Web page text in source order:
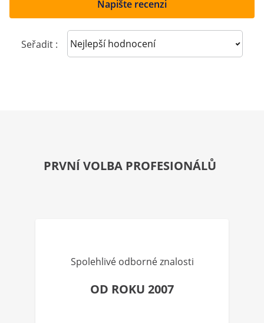
Napište recenzi
Seřadit : Sort reviews
PRVNÍ VOLBA PROFESIONÁLŮ
Spolehlivé odborné znalosti
OD ROKU 2007